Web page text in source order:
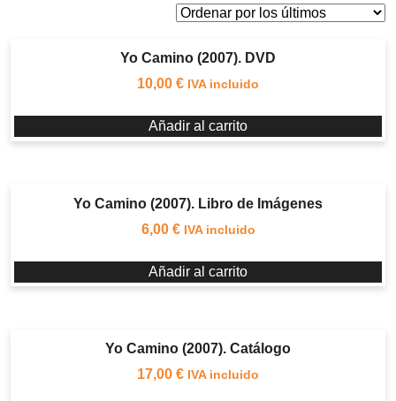
Yo Camino (2007). DVD
10,00 € IVA incluido
Añadir al carrito
Yo Camino (2007). Libro de Imágenes
6,00 € IVA incluido
Añadir al carrito
Yo Camino (2007). Catálogo
17,00 € IVA incluido